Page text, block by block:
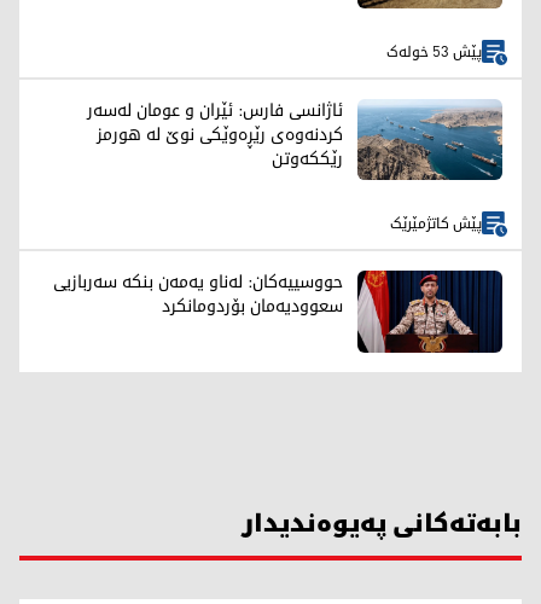
پێش 53 خولەک
ئاژانسی فارس: ئێران و عومان لەسەر
کردنەوەی رێڕەوێکی نوێ لە هورمز
رێککەوتن
پێش کاتژمێرێک
حووسییەکان: لەناو یەمەن بنکە سەربازیی
سعوودیەمان بۆردومانکرد
بابەتەکانی پەیوەندیدار